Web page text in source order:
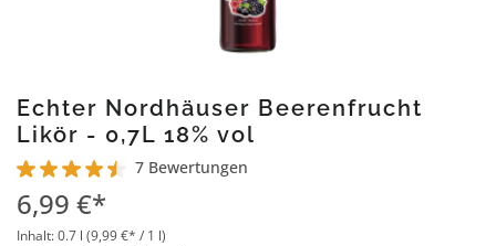
Echter Nordhäuser Beerenfrucht
Likör - 0,7L 18% vol
Durchschnittliche Bewertung von 4.5 von 5 Sternen
7 Bewertungen
6,99 €*
Inhalt:0.7 l (9,99 €* / 1 l)